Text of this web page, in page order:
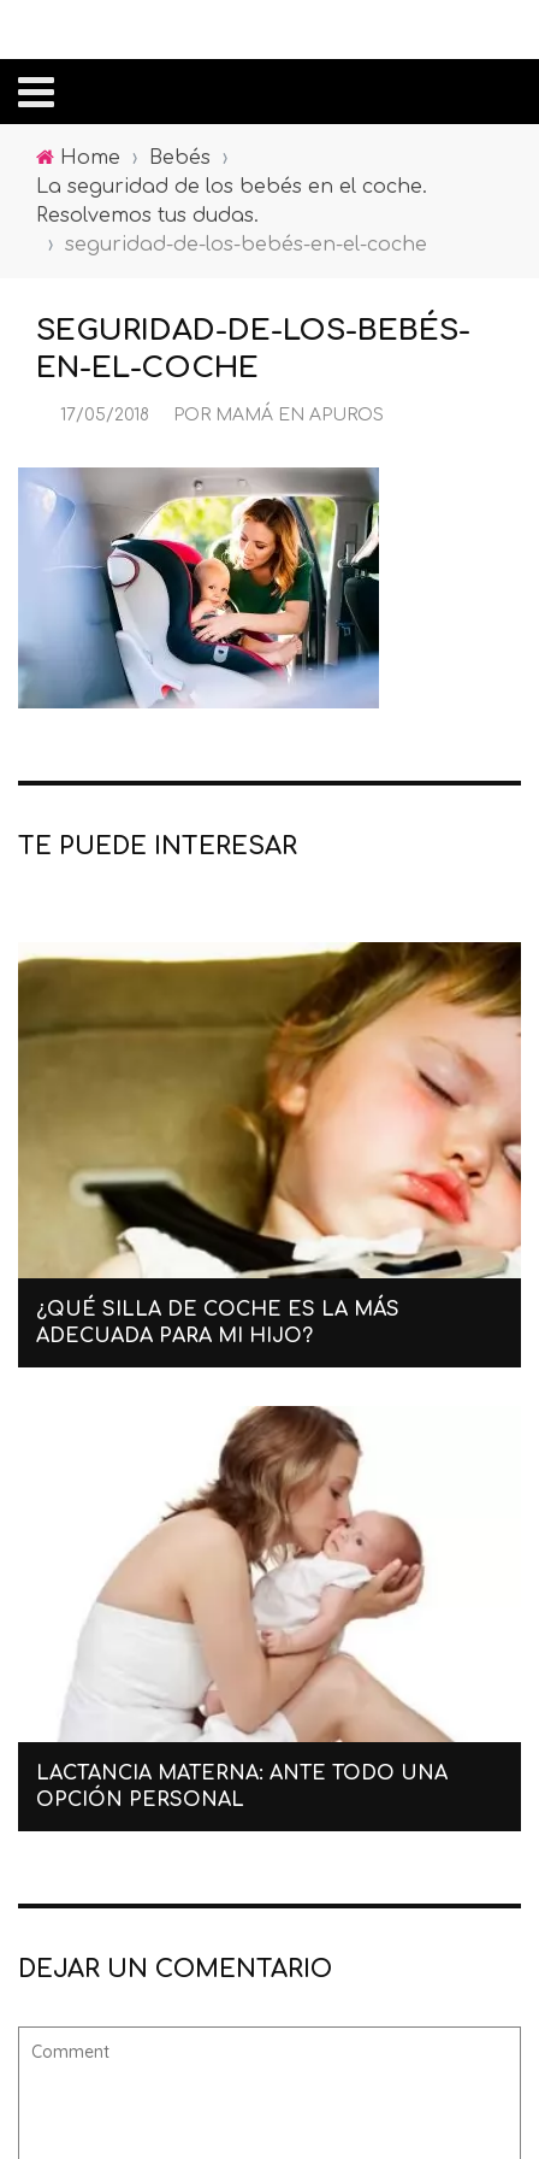
Home › Bebés
›
La seguridad de los bebés en el coche.
Resolvemos tus dudas.
› seguridad-de-los-bebés-en-el-coche
SEGURIDAD-DE-LOS-BEBÉS-
EN-EL-COCHE
17/05/2018 POR MAMÁ EN APUROS
TE PUEDE INTERESAR
¿QUÉ SILLA DE COCHE ES LA MÁS
ADECUADA PARA MI HIJO?
LACTANCIA MATERNA: ANTE TODO UNA
OPCIÓN PERSONAL
DEJAR UN COMENTARIO